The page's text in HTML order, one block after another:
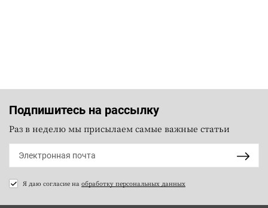
Подпишитесь на рассылку
Раз в неделю мы присылаем самые важные статьи
Я даю согласие на обработку персональных данных